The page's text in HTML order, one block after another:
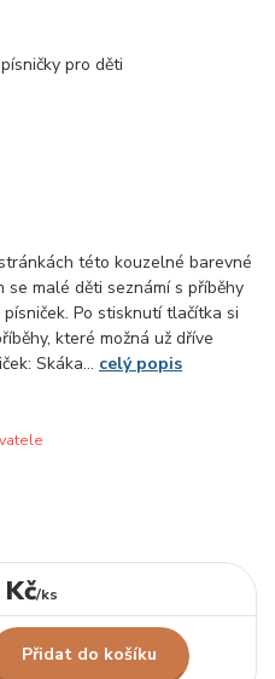
této kouzelné barevné
se malé děti seznámí s příběhy
Po stisknutí tlačítka si
které možná už dříve
Skáka... celý popis
/ks
Přidat do košíku